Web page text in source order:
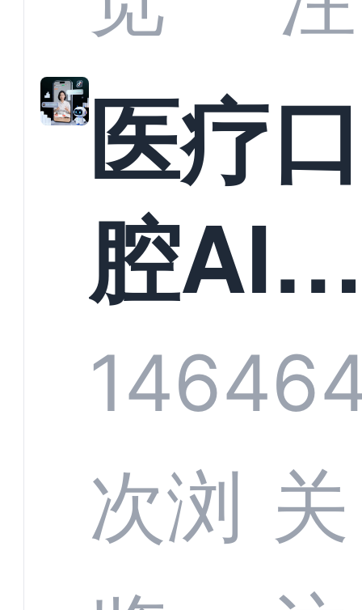
准？
教育机
构实现
规模化
增长与
数字化
医疗口
腔AI
服系统
全渠道
1464
次浏 关